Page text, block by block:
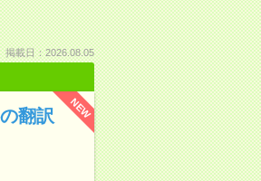
掲載日：2026.08.05
NEW
翻訳